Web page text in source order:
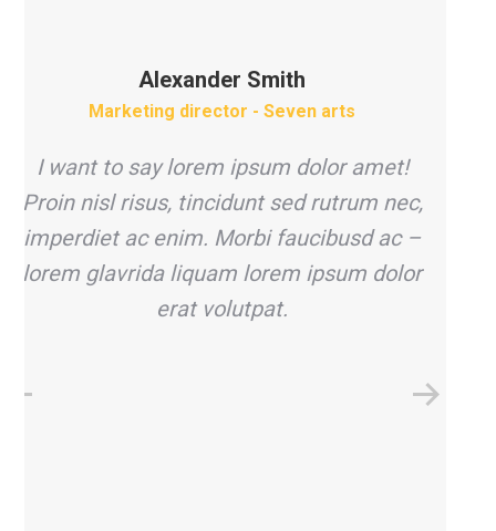
Alexander Smith
Marketing director - Seven arts
I want to say lorem ipsum dolor amet!
Proin nisl risus, tincidunt sed rutrum nec,
imperdiet ac enim. Morbi faucibusd ac –
lorem glavrida liquam lorem ipsum dolor
erat volutpat.